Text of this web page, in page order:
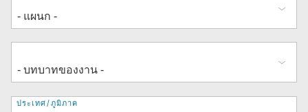
ที่ประเทศ/ภูมิภาค